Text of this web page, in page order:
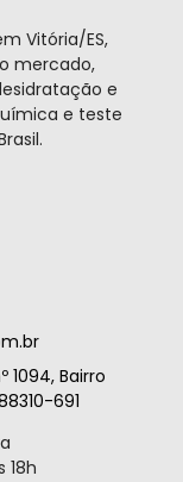
Vitória/ES,
mercado,
e
e teste
1094, Bairro
691
18h